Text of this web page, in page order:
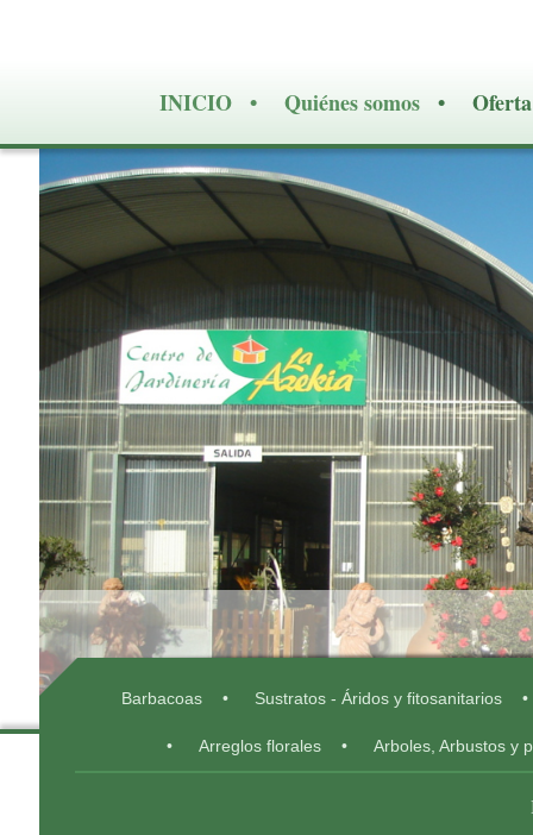
INICIO Quiénes somos
Centro de
Barbacoas Sustratos - Áridos y fitosanitarios
Arreglos florales Arboles, Arbustos y